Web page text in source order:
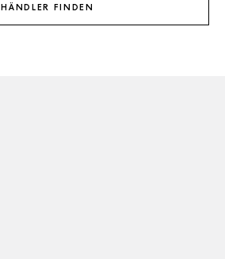
HÄNDLER FINDEN